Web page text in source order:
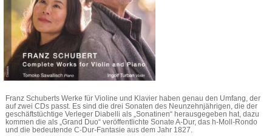
Franz Schuberts Werke für Violine und Klavier haben genau den Umfang, der
auf zwei CDs passt. Es sind die drei Sonaten des Neunzehnjährigen, die der
geschäftstüchtige Verleger Diabelli als „Sonatinen“ herausgegeben hat, dazu
kommen die als „Grand Duo“ veröffentlichte Sonate A-Dur, das h-Moll-Rondo
und die bedeutende C-Dur-Fantasie aus dem Jahr 1827.